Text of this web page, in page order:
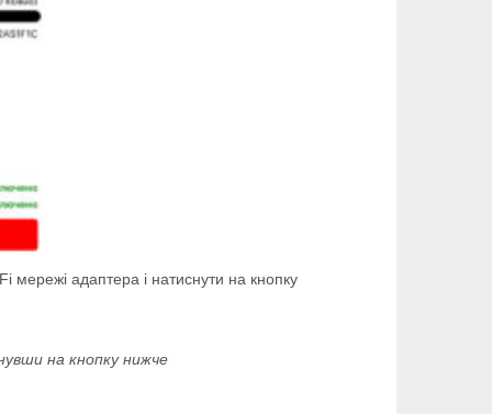
мережі адаптера і натиснути на кнопку
на кнопку нижче